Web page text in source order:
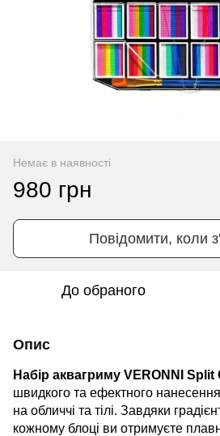
Немає в наявності
980 грн
Повідомити, коли
До обраного
Опис
Набір аквагриму VERONNI Split
швидкого та ефектного
на обличчі та тілі. Завдяки
кожному блоці ви отримуєте